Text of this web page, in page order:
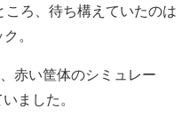
ろ、待ち構えていたのは
。
赤い筐体のシミュレー
ました。